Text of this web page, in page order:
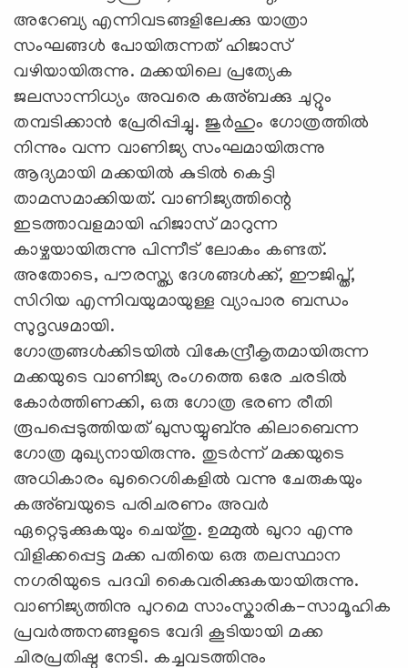
അറേബ്യ എന്നിവടങ്ങളിലേക്കു യാത്രാ
സംഘങ്ങള്‍ പോയിരുന്നത് ഹിജാസ്
വഴിയായിരുന്നു. മക്കയിലെ പ്രത്യേക
ജലസാന്നിധ്യം അവരെ കഅ്ബക്കു ചുറ്റും
തമ്പടിക്കാൻ പ്രേരിപ്പിച്ചു. ജുർഹും ഗോത്രത്തിൽ
നിന്നും വന്ന വാണിജ്യ സംഘമായിരുന്നു
ആദ്യമായി മക്കയിൽ കുടിൽ കെട്ടി
താമസമാക്കിയത്. വാണിജ്യത്തിന്റെ
ഇടത്താവളമായി ഹിജാസ് മാറുന്ന
കാഴ്ചയായിരുന്നു പിന്നീട് ലോകം കണ്ടത്.
അതോടെ, പൗരസ്ത്യ ദേശങ്ങള്‍ക്ക്, ഈജിപ്ത്,
സിറിയ എന്നിവയുമായുള്ള വ്യാപാര ബന്ധം
സുദൃഢമായി.
ഗോത്രങ്ങള്‍ക്കിടയില്‍ വികേന്ദ്രീകൃതമായിരുന്ന
മക്കയുടെ വാണിജ്യ രംഗത്തെ ഒരേ ചരടിൽ
കോർത്തിണക്കി, ഒരു ഗോത്ര ഭരണ രീതി
രൂപപ്പെടുത്തിയത് ഖുസയ്യുബ്‌നു കിലാബെന്ന
ഗോത്ര മുഖ്യനായിരുന്നു. തുടർന്ന് മക്കയുടെ
അധികാരം ഖുറൈശികളിൽ വന്നു ചേരുകയും
കഅ്ബയുടെ പരിചരണം അവര്‍
ഏറ്റെടുക്കുകയും ചെയ്തു. ഉമ്മുല്‍ ഖുറാ എന്നു
വിളിക്കപ്പെട്ട മക്ക പതിയെ ഒരു തലസ്ഥാന
നഗരിയുടെ പദവി കൈവരിക്കുകയായിരുന്നു.
വാണിജ്യത്തിനു പുറമെ സാംസ്കാരിക-സാമൂഹിക
പ്രവർത്തനങ്ങളുടെ വേദി കൂടിയായി മക്ക
ചിരപ്രതിഷ്ഠ നേടി. കച്ചവടത്തിനും